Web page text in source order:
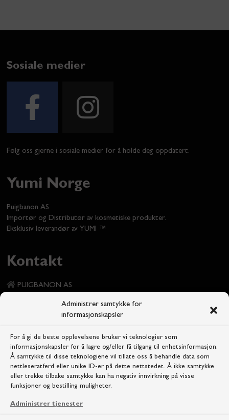
Administrer samtykke for
informasjonskapsler
For å gi de beste opplevelsene bruker vi teknologier som
informasjonskapsler for å lagre og/eller få tilgang til enhetsinformasjon.
Å samtykke til disse teknologiene vil tillate oss å behandle data som
nettleseratferd eller unike ID-er på dette nettstedet. Å ikke samtykke
eller trekke tilbake samtykke kan ha negativ innvirkning på visse
funksjoner og bestilling muligheter.
Administrer tjenester
Sosiale medier
Følg oss gjerne i sosiale medier for å holde deg oppdatert.
Yumi Norge
Puigbanon AS
Importør og Distributør av kosmetiske produkter.
Eksklusiv leverandør av YUMI ™
Kontakt
PUIGBANON AS
info@yumi.no